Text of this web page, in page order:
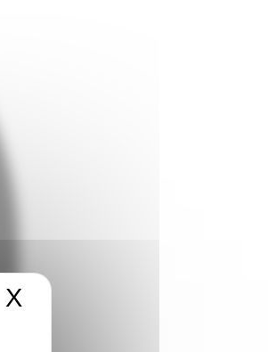
X